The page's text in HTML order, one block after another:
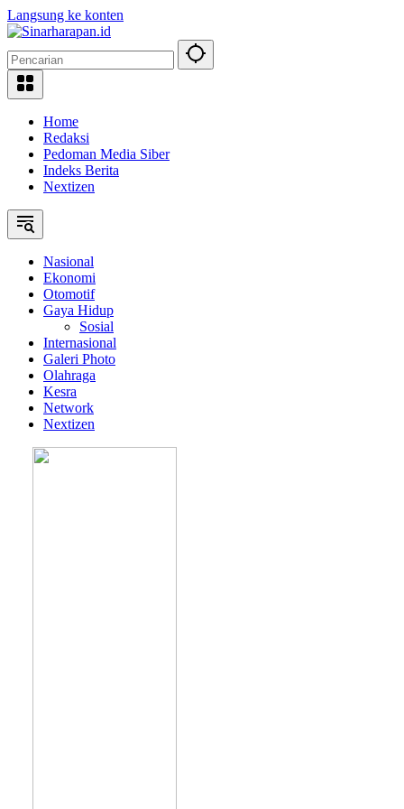
Langsung ke konten
Home
Redaksi
Pedoman Media Siber
Indeks Berita
Nextizen
Nasional
Ekonomi
Otomotif
Gaya Hidup
Sosial
Internasional
Galeri Photo
Olahraga
Kesra
Network
Nextizen